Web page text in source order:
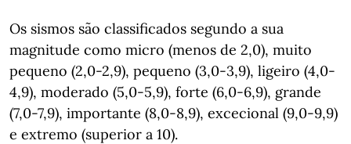
Os sismos são classificados segundo a sua
magnitude como micro (menos de 2,0), muito
pequeno (2,0-2,9), pequeno (3,0-3,9), ligeiro (4,0-
4,9), moderado (5,0-5,9), forte (6,0-6,9), grande
(7,0-7,9), importante (8,0-8,9), excecional (9,0-9,9)
e extremo (superior a 10).